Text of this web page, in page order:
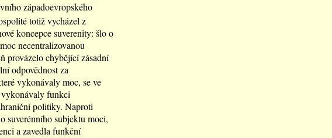
západoevropského
totiž vycházel z
koncepce suverenity: šlo o
necentralizovanou
provázelo chybějící zásadní
odpovědnost za
vykonávaly moc, se ve
vykonávaly funkci
politiky. Naproti
suverénního subjektu moci,
a zavedla funkční